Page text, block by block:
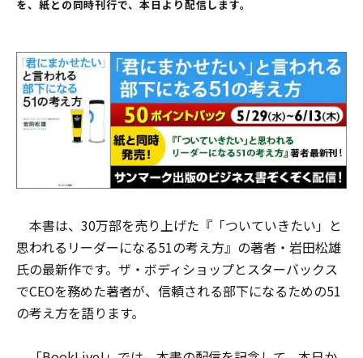
を、紙との同時刊行で、本日より配信します。
本書は、30万部を売り上げた『「ついていきたい」と
思われるリーダーになる51の考え方』の著者・岩田松雄
氏の最新作です。ザ・ボディショップとスターバックス
でCEOを務めた著者が、信頼される部下になるための51
の考え方を語ります。